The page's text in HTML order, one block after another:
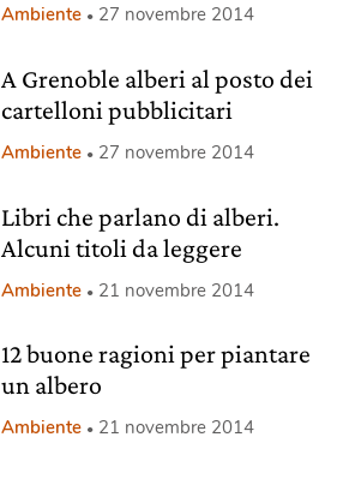
Ambiente 27 novembre 2014
A Grenoble alberi al posto dei
cartelloni pubblicitari
Ambiente 27 novembre 2014
Libri che parlano di alberi.
Alcuni titoli da leggere
Ambiente 21 novembre 2014
12 buone ragioni per piantare
un albero
Ambiente 21 novembre 2014